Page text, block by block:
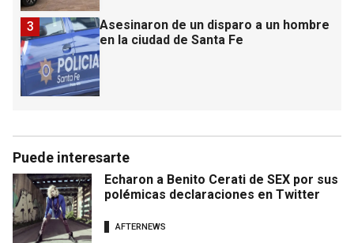
Asesinaron de un disparo a un hombre
en la ciudad de Santa Fe
3
Puede interesarte
Echaron a Benito Cerati de SEX por sus
polémicas declaraciones en Twitter
AFTERNEWS